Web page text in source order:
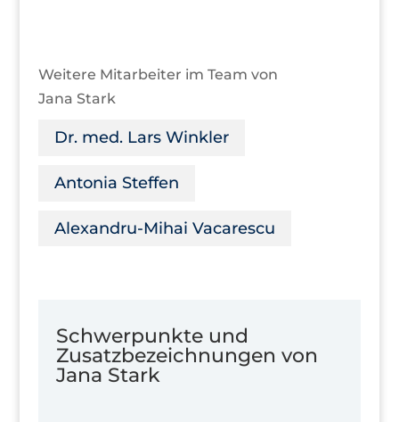
Weitere Mitarbeiter im Team von
Jana Stark
Dr. med. Lars Winkler
Antonia Steffen
Alexandru-Mihai Vacarescu
Schwerpunkte und
Zusatzbezeichnungen von
Jana Stark